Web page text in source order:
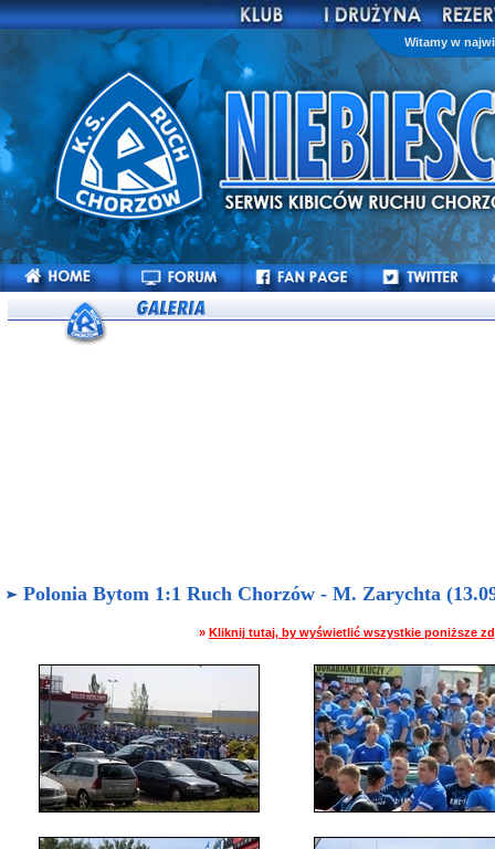
Witamy w
Polonia Bytom 1:1 Ruch Chorzów - M. Zarychta
» Kliknij tutaj, by wyświetlić wszystkie poniższe